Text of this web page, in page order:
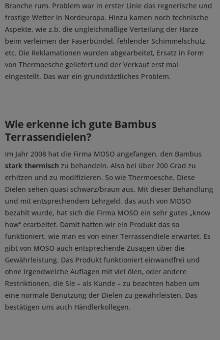
Branche rum. Problem war in erster Linie das regnerische und
frostige Wetter in Nordeuropa. Hinzu kamen noch technische
Aspekte, wie z.b. die ungleichmäßige Verteilung der Harze
beim verleimen der Faserbündel, fehlender Schimmelschutz,
etc. Die Reklamationen wurden abgearbeitet, Ersatz in Form
von Thermoesche geliefert und der Verkauf erst mal
eingestellt. Das war ein grundstäztliches Problem.
Wie erkenne ich gute Bambus
Terrassendielen?
Im Jahr 2008 hat die Firma MOSO angefangen, den Bambus
stark thermisch zu behandeln. Also bei über 200 Grad zu
erhitzen und zu modifizieren. So wie Thermoesche. Diese
Dielen sehen quasi schwarz/braun aus. Mit dieser Behandlung
und mit entsprechendem Lehrgeld, das auch von MOSO
bezahlt wurde, hat sich die Firma MOSO ein sehr gutes „know
how“ erarbeitet. Damit hatten wir ein Produkt das so
funktioniert, wie man es von einer Terrassendiele erwartet. Es
gibt von MOSO auch entsprechende Zusagen über die
Gewährleistung. Das Produkt funktioniert einwandfrei und
ohne irgendwelche Auflagen mit viel ölen, oder andere
Restriktionen, die Sie – als Kunde – zu beachten haben um
eine normale Benutzung der Dielen zu gewährleisten. Das
bestätigen uns auch Händlerkollegen.